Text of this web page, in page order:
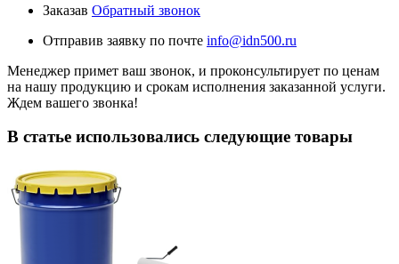
Заказав Обратный звонок
Отправив заявку по почте info@idn500.ru
Менеджер примет ваш звонок, и проконсультирует по ценам
на нашу продукцию и срокам исполнения заказанной услуги.
Ждем вашего звонка!
В статье использовались следующие товары